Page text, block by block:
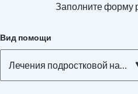
Заполните форму
Вид помощи
Лечения подростковой наркомании